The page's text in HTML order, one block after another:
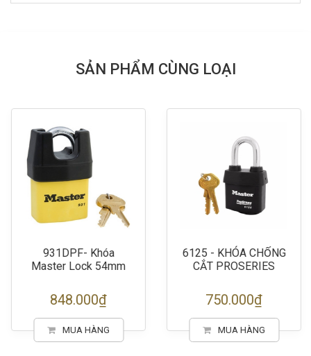
SẢN PHẨM CÙNG LOẠI
931DPF- Khóa
Master Lock 54mm
848.000₫
MUA HÀNG
6125 - KHÓA CHỐNG
CẮT PROSERIES
750.000₫
MUA HÀNG